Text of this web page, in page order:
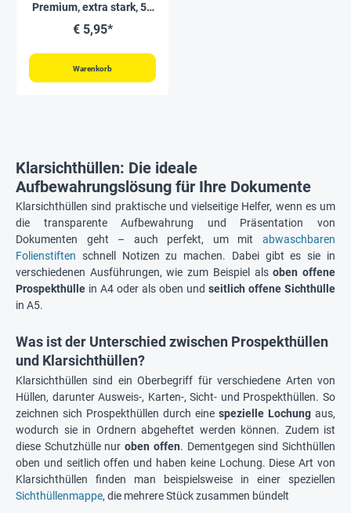
Premium, extra stark, 50
€ 5,95*
Warenkorb
Klarsichthüllen: Die ideale
Aufbewahrungslösung für Ihre Dokumente
Klarsichthüllen sind praktische und vielseitige Helfer, wenn es um
die transparente Aufbewahrung und Präsentation von
Dokumenten geht – auch perfekt, um mit abwaschbaren
Folienstiften schnell Notizen zu machen. Dabei gibt es sie in
verschiedenen Ausführungen, wie zum Beispiel alsoben offene
Prospekthülle in A4 oder als oben und seitlich offene Sichthülle
in A5.
Was ist der Unterschied zwischen Prospekthüllen
und Klarsichthüllen?
Klarsichthüllen sind ein Oberbegriff für verschiedene Arten von
Hüllen, darunter Ausweis-, Karten-, Sicht- und Prospekthüllen. So
zeichnen sich Prospekthüllen durch eine spezielle Lochung aus,
wodurch sie in Ordnern abgeheftet werden können. Zudem ist
diese Schutzhülle nuroben offen. Dementgegen sind Sichthüllen
oben und seitlich offen und haben keine Lochung. Diese Art von
Klarsichthüllen finden man beispielsweise in einer speziellen
Sichthüllenmappe, die mehrere Stück zusammen bündelt